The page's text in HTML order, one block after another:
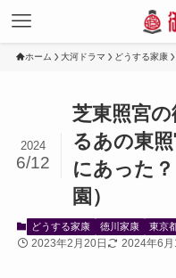
ホーム 大河ドラマ どうする家康
芝東照宮
るあの東
にあった
園）
2024
6/12
どうする家康 徳川家康 東京
2023年2月20日 2024年6月